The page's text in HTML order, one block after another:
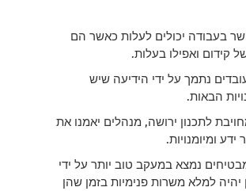
בעבודה יכולים לעלות כאשר הם
קידום ואפילו בעלות.
נתמך על ידי הידיעה שיש
הבאות.
לתכנון ירושה, מנהלים יאמנו את
ומיומנויות.
נמצא במעקב טוב יותר על ידי
למלא משרות פנימיות בזמן שהן